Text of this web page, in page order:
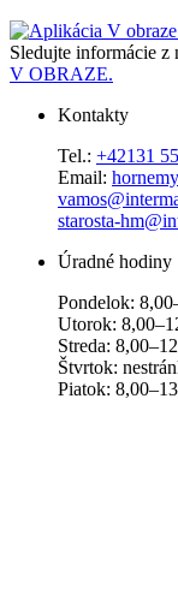
Sledujte informácie z
V OBRAZE.
Kontakty
Tel.: +42131
Email:
starosta-
Úradné hodiny
Pondelok:
Utorok:
Streda:
Štvrtok:
Piatok: